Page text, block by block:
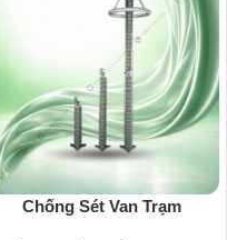
Chống Sét Van Trạm